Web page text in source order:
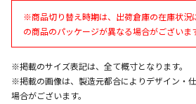
商品購入個数ごとに送料がかか
※商品切り替え時期は、出荷倉庫の在庫状況
の商品のパッケージが異なる場合がございま
※掲載のサイズ表記は、全て概寸となります。
※掲載の画像は、製造元都合によりデザイン・
場合がございます。